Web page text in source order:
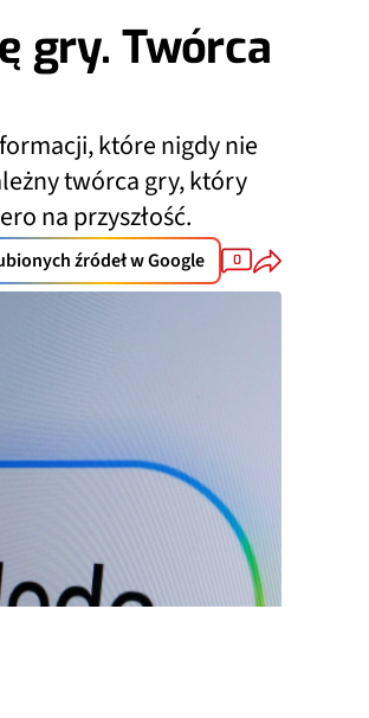
gry. Twórca
które nigdy nie
twórca gry, który
na przyszłość.
źródeł w Google 0